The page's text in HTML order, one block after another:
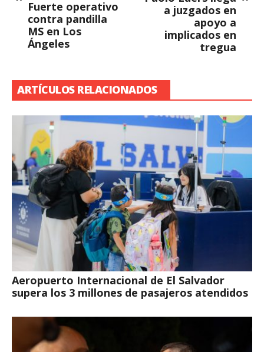
Fuerte operativo
contra pandilla
MS en Los
Ángeles
a juzgados en
apoyo a
implicados en
tregua
ARTÍCULOS RELACIONADOS
Aeropuerto Internacional de El Salvador
supera los 3 millones de pasajeros atendidos